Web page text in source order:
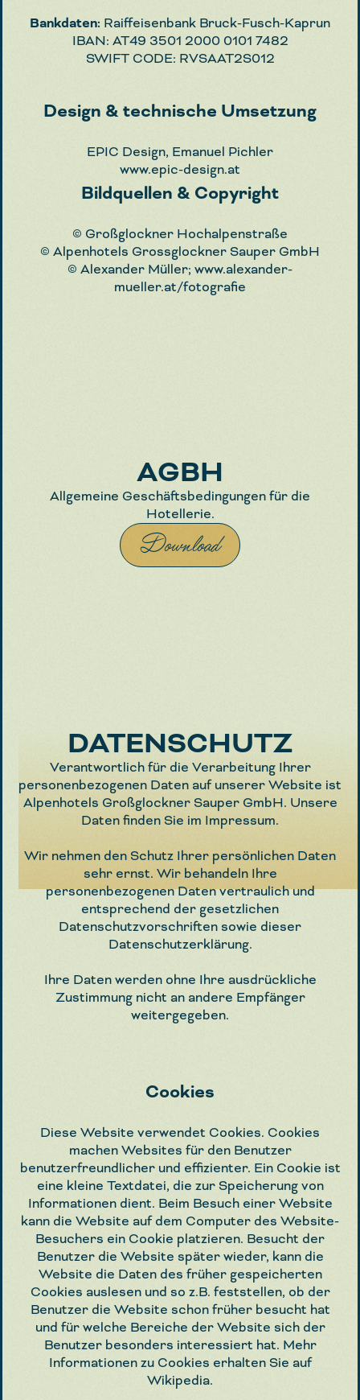
Bankdaten: Raiffeisenbank Bruck-Fusch-Kaprun
IBAN: AT49 3501 2000 0101 7482
SWIFT CODE: RVSAAT2S012
Design & technische Umsetzung
EPIC Design, Emanuel Pichler
www.epic-design.at
Bildquellen & Copyright
© Großglockner Hochalpenstraße
© Alpenhotels Grossglockner Sauper GmbH
© Alexander Müller; www.alexander-
mueller.at/fotografie
AGBH
Allgemeine Geschäftsbedingungen für die
Hotellerie.
Download
DATENSCHUTZ
Verantwortlich für die Verarbeitung Ihrer
personenbezogenen Daten auf unserer Website ist
Alpenhotels Großglockner Sauper GmbH. Unsere
Daten finden Sie im Impressum.
Wir nehmen den Schutz Ihrer persönlichen Daten
sehr ernst. Wir behandeln Ihre
personenbezogenen Daten vertraulich und
entsprechend der gesetzlichen
Datenschutzvorschriften sowie dieser
Datenschutzerklärung.
Ihre Daten werden ohne Ihre ausdrückliche
Zustimmung nicht an andere Empfänger
weitergegeben.
Cookies
Diese Website verwendet Cookies. Cookies
machen Websites für den Benutzer
benutzerfreundlicher und effizienter. Ein Cookie ist
eine kleine Textdatei, die zur Speicherung von
Informationen dient. Beim Besuch einer Website
kann die Website auf dem Computer des Website-
Besuchers ein Cookie platzieren. Besucht der
Benutzer die Website später wieder, kann die
Website die Daten des früher gespeicherten
Cookies auslesen und so z.B. feststellen, ob der
Benutzer die Website schon früher besucht hat
und für welche Bereiche der Website sich der
Benutzer besonders interessiert hat. Mehr
Informationen zu Cookies erhalten Sie auf
Wikipedia.